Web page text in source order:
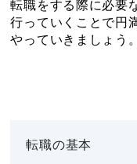
転職をする際に必要
行っていくことで円
やっていきましょう。
転職の基本